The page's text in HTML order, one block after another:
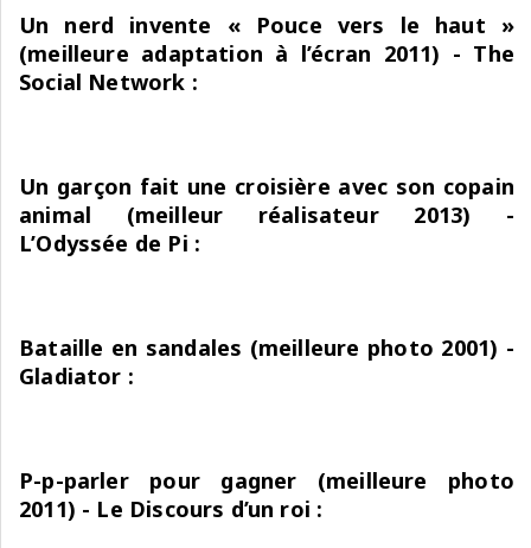
Un nerd invente « Pouce vers le haut »
(meilleure adaptation à l’écran 2011) - The
Social Network :
Un garçon fait une croisière avec son copain
animal (meilleur réalisateur 2013) -
L’Odyssée de Pi :
Bataille en sandales (meilleure photo 2001) -
Gladiator :
P-p-parler pour gagner (meilleure photo
2011) - Le Discours d’un roi :